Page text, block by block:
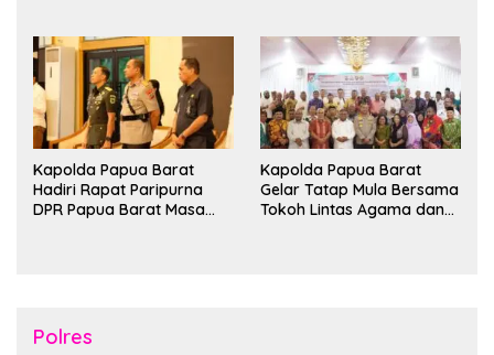
Kapolda Papua Barat
Hadiri Rapat Paripurna
DPR Papua Barat Masa
Kapolda Papua Barat
Gelar Tatap Mula Bersama
Tokoh Lintas Agama dan
Polres